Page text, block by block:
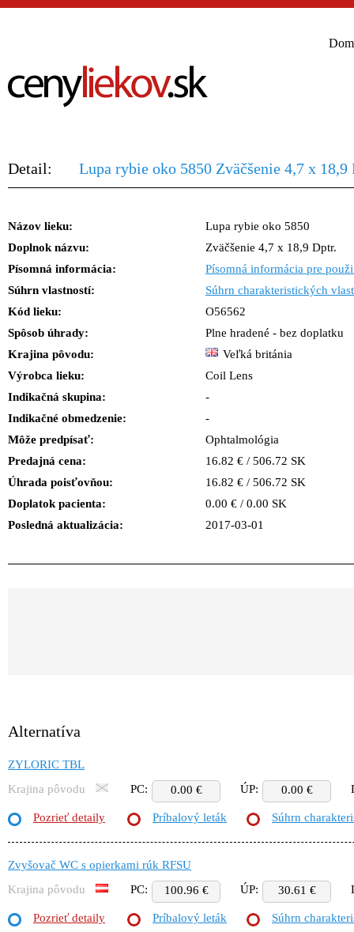
Detail: Lupa rybie oko 5850 Zväčšenie 4,7 x 18,9
Názov lieku:
Lupa rybie oko 5850
Doplnok názvu:
Zväčšenie 4,7 x 18,9 Dptr.
Písomná informácia:
Písomná informácia pre
Súhrn vlastností:
Súhrn charakteristických
Kód lieku:
O56562
Spôsob úhrady:
Plne hradené - bez doplatku
Krajina pôvodu:
Veľká británia
Výrobca lieku:
Coil Lens
Indikačná skupina:
-
Indikačné obmedzenie:
-
Môže predpísať:
Ophtalmológia
Predajná cena:
16.82 € / 506.72 SK
Úhrada poisťovňou:
16.82 € / 506.72 SK
Doplatok pacienta:
0.00 € / 0.00 SK
Posledná aktualizácia:
2017-03-01
Alternatíva
ZYLORIC TBL
Krajina pôvodu
PC: 0.00 € ÚP: 0.00 €
Pozrieť detaily Príbalový leták Súhrn
Zvyšovač WC s opierkami rúk RFSU
Krajina pôvodu
PC: 100.96 € ÚP: 30.61 €
Pozrieť detaily Príbalový leták Súhrn